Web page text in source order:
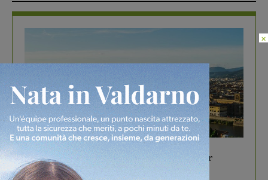
In vetrina 6 Agosto 2026
Gita di famiglia a Firenze: 5 idee per far
divertire i tuoi figli
×